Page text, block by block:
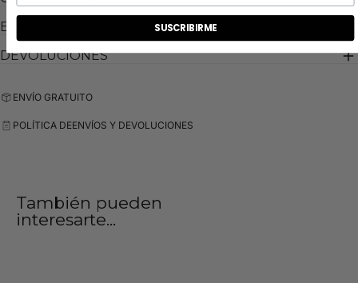
ENVIOS
DEVOLUCIONES
ENVÍO GRATUITO
POLÍTICA DEENVÍOS Y DEVOLUCIONES
También pueden
interesarte...
SUSCRIBIRME